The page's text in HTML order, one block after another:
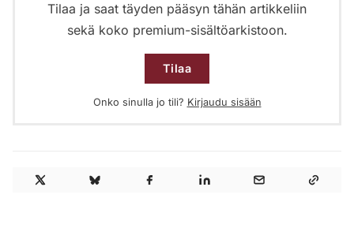
Tilaa ja saat täyden pääsyn tähän artikkeliin
sekä koko premium-sisältöarkistoon.
Tilaa
Onko sinulla jo tili? Kirjaudu sisään